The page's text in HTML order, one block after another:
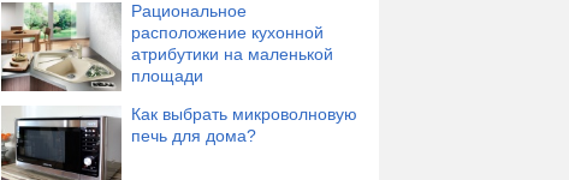
Рациональное
расположение кухонной
атрибутики на маленькой
площади
Как выбрать микроволновую
печь для дома?